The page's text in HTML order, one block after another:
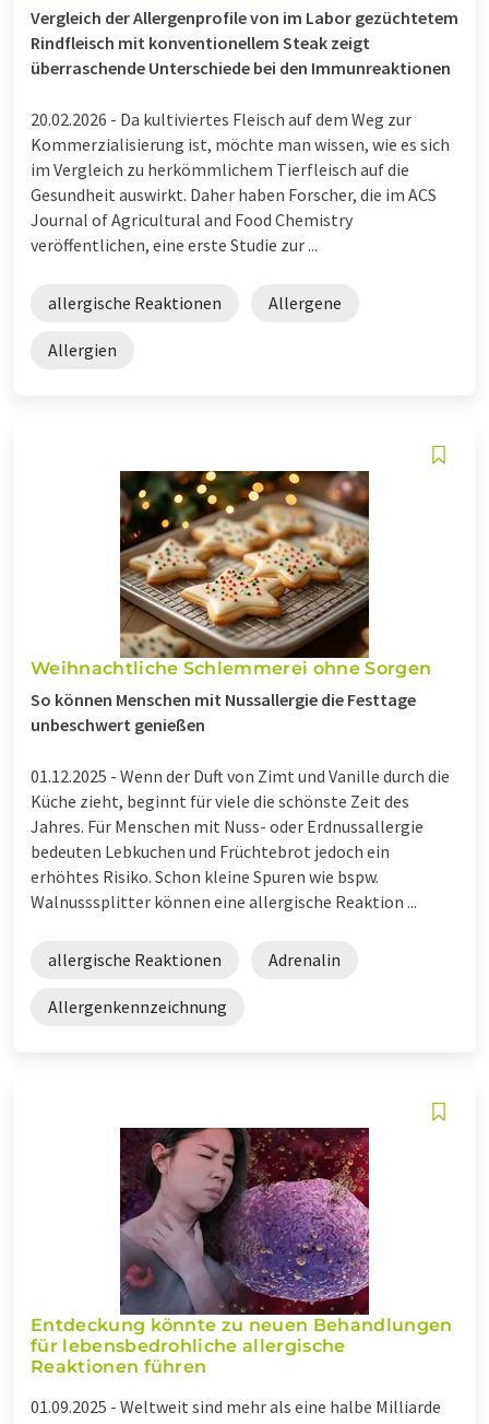
Vergleich der Allergenprofile von im Labor gezüchtetem
Rindfleisch mit konventionellem Steak zeigt
überraschende Unterschiede bei den Immunreaktionen
20.02.2026 - Da kultiviertes Fleisch auf dem Weg zur
Kommerzialisierung ist, möchte man wissen, wie es sich
im Vergleich zu herkömmlichem Tierfleisch auf die
Gesundheit auswirkt. Daher haben Forscher, die im ACS
Journal of Agricultural and Food Chemistry
veröffentlichen, eine erste Studie zur ...
allergische Reaktionen Allergene
Allergien
Weihnachtliche Schlemmerei ohne Sorgen
So können Menschen mit Nussallergie die Festtage
unbeschwert genießen
01.12.2025 - Wenn der Duft von Zimt und Vanille durch die
Küche zieht, beginnt für viele die schönste Zeit des
Jahres. Für Menschen mit Nuss- oder Erdnussallergie
bedeuten Lebkuchen und Früchtebrot jedoch ein
erhöhtes Risiko. Schon kleine Spuren wie bspw.
Walnusssplitter können eine allergische Reaktion ...
allergische Reaktionen Adrenalin
Allergenkennzeichnung
Entdeckung könnte zu neuen Behandlungen
für lebensbedrohliche allergische
Reaktionen führen
01.09.2025 - Weltweit sind mehr als eine halbe Milliarde